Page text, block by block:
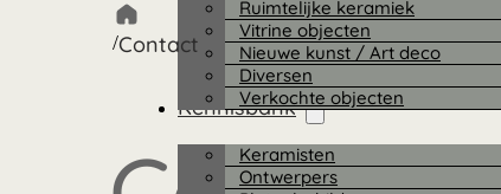
Ruimtelijke keramiek
Vitrine objecten
Nieuwe kunst / Art deco
Diversen
Verkochte objecten
Kennisbank
Keramisten
Ontwerpers
/Contact